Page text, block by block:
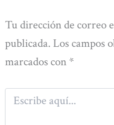
Tu dirección de correo
publicada. Los campos
marcados con *
Escribe
aquí...